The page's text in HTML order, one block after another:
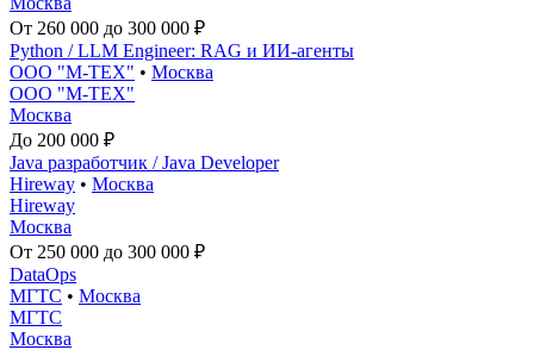
От 260 000 до 300 000 ₽
Python / LLM Engineer: RAG и ИИ-агенты
ООО "М-ТЕХ" • Москва
ООО "М-ТЕХ"
Москва
До 200 000 ₽
Java разработчик / Java Developer
Hireway • Москва
Hireway
Москва
От 250 000 до 300 000 ₽
DataOps
МГТС • Москва
МГТС
Москва